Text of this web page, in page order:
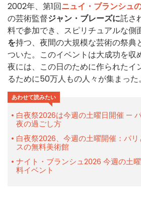
2002年、第1回ニュイ・ブランシュ
の芸術監督ジャン・ブレーズに託さ
料で参加でき、スピリチュアルな側
を持つ、夜間の大規模な芸術の祭典
ついた。このイベントは大成功を収
夜には、この日のために作られたイ
るために50万人もの人々が集まった。
あわせて読みたい
白夜祭2026は今週の土曜日開催 —
夜の過ごし方
白夜祭2026、今週の土曜開催：パ
スの無料美術館
ナイト・ブランシュ2026 今週の土
料イベント